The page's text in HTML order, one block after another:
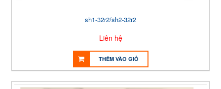
sh1-32r2/sh2-32r2
Liên hệ
THÊM VÀO GIỎ